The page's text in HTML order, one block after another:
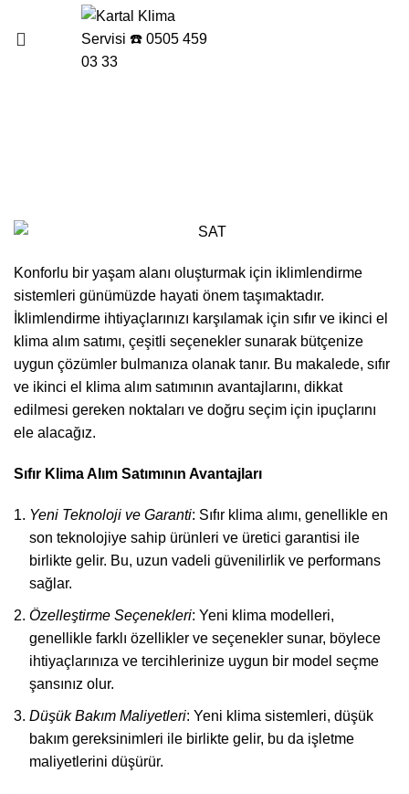
Konforlu bir yaşam alanı oluşturmak için iklimlendirme
sistemleri günümüzde hayati önem taşımaktadır.
İklimlendirme ihtiyaçlarınızı karşılamak için sıfır ve ikinci el
klima alım satımı, çeşitli seçenekler sunarak bütçenize
uygun çözümler bulmanıza olanak tanır. Bu makalede, sıfır
ve ikinci el klima alım satımının avantajlarını, dikkat
edilmesi gereken noktaları ve doğru seçim için ipuçlarını
ele alacağız.
Sıfır Klima Alım Satımının Avantajları
Yeni Teknoloji ve Garanti: Sıfır klima alımı, genellikle en
son teknolojiye sahip ürünleri ve üretici garantisi ile
birlikte gelir. Bu, uzun vadeli güvenilirlik ve performans
sağlar.
Özelleştirme Seçenekleri: Yeni klima modelleri,
genellikle farklı özellikler ve seçenekler sunar, böylece
ihtiyaçlarınıza ve tercihlerinize uygun bir model seçme
şansınız olur.
Düşük Bakım Maliyetleri: Yeni klima sistemleri, düşük
bakım gereksinimleri ile birlikte gelir, bu da işletme
maliyetlerini düşürür.